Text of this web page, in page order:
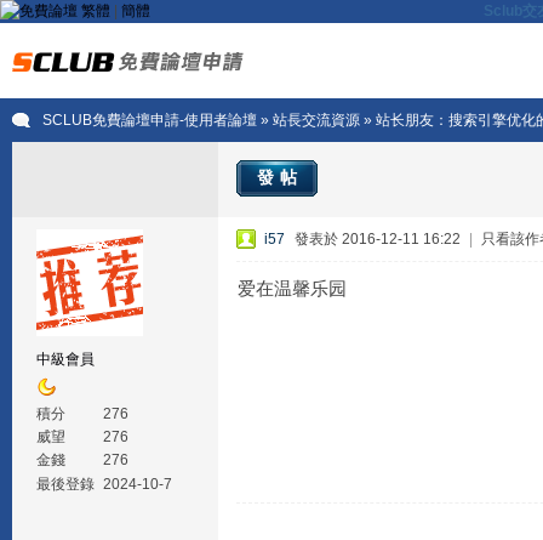
繁體 簡體 Sclub交
SCLUB免費論壇申請-使用者論壇» 站長交流資源» 站长朋友：搜索引擎优化
發帖
中級會員
積分
276
威望
276
金錢
276
最後登錄 2024-10-7
i57 發表於 2016-12-11 16:22 只看該作
爱在温馨乐园